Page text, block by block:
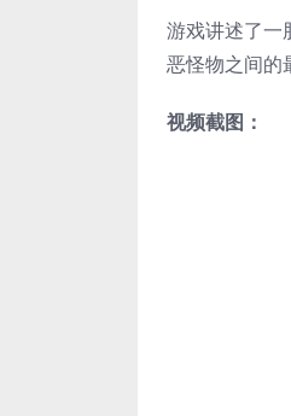
游戏讲述了一
恶怪物之间的
视频截图：